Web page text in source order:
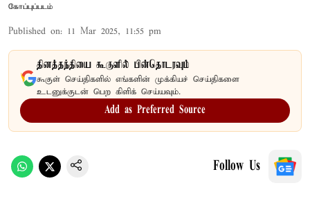
கோப்புப்படம்
Published on: 11 Mar 2025, 11:55 pm
தினத்தந்தியை கூகுளில் பின்தொடரவும்
கூகுள் செய்திகளில் எங்களின் முக்கியச் செய்திகளை
உடனுக்குடன் பெற கிளிக் செய்யவும்.
Add as Preferred Source
Follow Us